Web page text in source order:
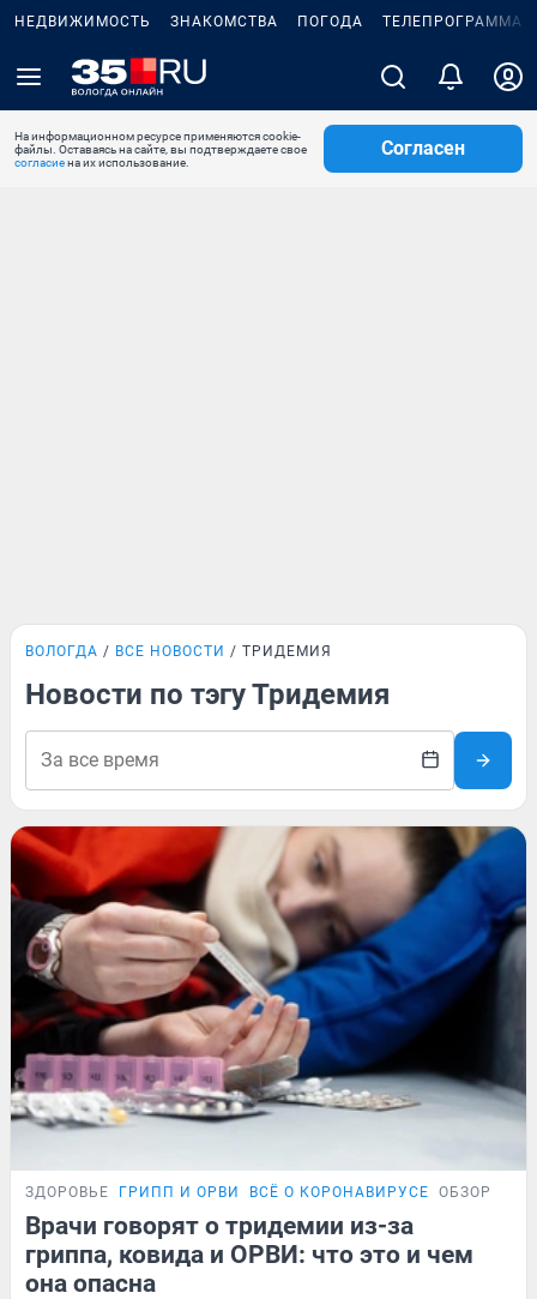
НЕДВИЖИМОСТЬ ЗНАКОМСТВА ПОГОДА ТЕЛЕПРОГРАММА
На информационном ресурсе применяются cookie-
файлы. Оставаясь на сайте, вы подтверждаете свое
согласиена их использование.
Согласен
ВОЛОГДА ВСЕ НОВОСТИ ТРИДЕМИЯ
Новости по тэгу Тридемия
ЗДОРОВЬЕ ГРИПП И ОРВИ ВСЁ О КОРОНАВИРУСЕ ОБЗОР
Врачи говорят о тридемии из-за
гриппа, ковида и ОРВИ: что это и чем
она опасна